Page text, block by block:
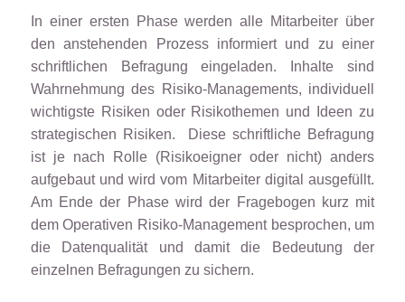
In einer ersten Phase werden alle Mitarbeiter über
den anstehenden Prozess informiert und zu einer
schriftlichen Befragung eingeladen. Inhalte sind
Wahrnehmung des Risiko-Managements, individuell
wichtigste Risiken oder Risikothemen und Ideen zu
strategischen Risiken. Diese schriftliche Befragung
ist je nach Rolle (Risikoeigner oder nicht) anders
aufgebaut und wird vom Mitarbeiter digital ausgefüllt.
Am Ende der Phase wird der Fragebogen kurz mit
dem Operativen Risiko-Management besprochen, um
die Datenqualität und damit die Bedeutung der
einzelnen Befragungen zu sichern.